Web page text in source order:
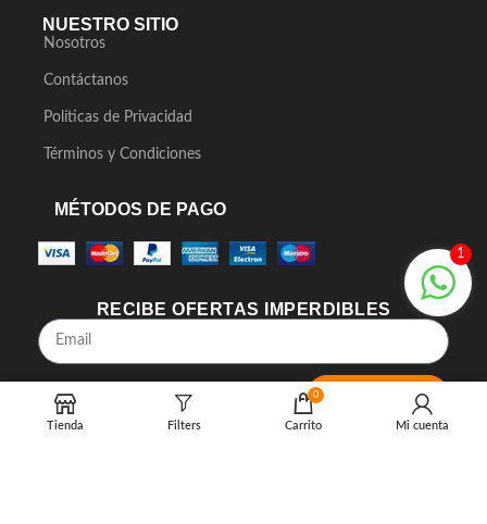
NUESTRO SITIO
Nosotros
Contáctanos
Políticas de Privacidad
Términos y Condiciones
MÉTODOS DE PAGO
RECIBE OFERTAS IMPERDIBLES
SUSCRIBIRME
1
Tienda Filters
0
Carrito Mi cuenta